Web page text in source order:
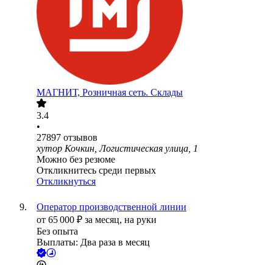
МАГНИТ, Розничная сеть. Склады
3.4
•
27897 отзывов
хутор Кочкин, Логистическая улица, 1
Можно без резюме
Откликнитесь среди первых
Откликнуться
Оператор производственной линии
от 65 000 ₽ за месяц, на руки
Без опыта
Выплаты: Два раза в месяц